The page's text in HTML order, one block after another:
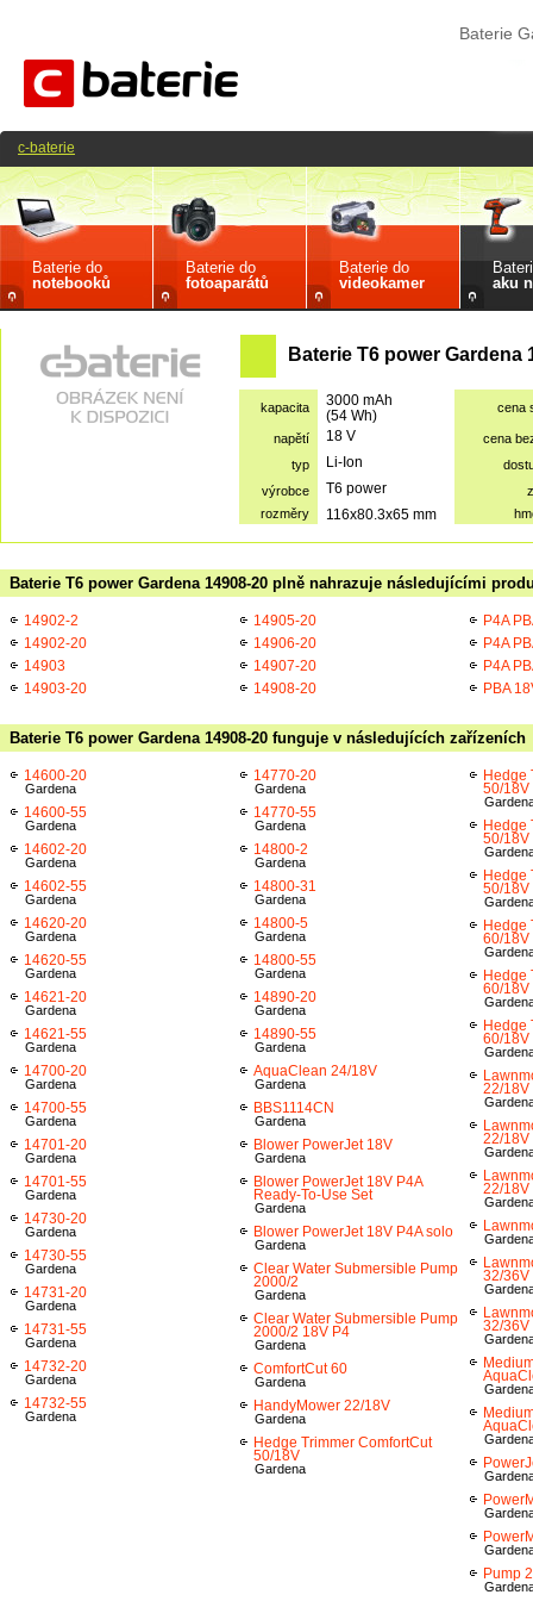
Baterie
Baterie do
notebooků
Baterie do
fotoaparátů
Baterie do
videokamer
aku
Baterie T6 power Gardena
kapacita
3000 mAh
(54 Wh)
cena
napětí 18 V
cena
typ
Li-Ion
výrobce
T6 power
rozměry
116x80.3x65 mm
Baterie T6 power Gardena 14908-20 plně nahrazuje následujícími
14902-2
14902-20
14903
14903-20
14905-20
14906-20
14907-20
14908-20
P4A
P4A
P4A
PBA
Baterie T6 power Gardena 14908-20 funguje v následujících zařízeních
14600-20
Gardena
14600-55
Gardena
14602-20
Gardena
14602-55
Gardena
14620-20
Gardena
14620-55
Gardena
14621-20
Gardena
14621-55
Gardena
14700-20
Gardena
14700-55
Gardena
14701-20
Gardena
14701-55
Gardena
14730-20
Gardena
14730-55
Gardena
14731-20
Gardena
14731-55
Gardena
14732-20
Gardena
14732-55
Gardena
14770-20
Gardena
14770-55
Gardena
14800-2
Gardena
14800-31
Gardena
14800-5
Gardena
14800-55
Gardena
14890-20
Gardena
14890-55
Gardena
AquaClean 24/18V
Gardena
BBS1114CN
Gardena
Blower PowerJet 18V
Gardena
Blower PowerJet 18V P4A
Ready-To-Use Set
Gardena
Blower PowerJet 18V P4A solo
Gardena
Clear Water Submersible Pump
2000/2
Gardena
Clear Water Submersible Pump
2000/2 18V P4
Gardena
ComfortCut 60
Gardena
HandyMower 22/18V
Gardena
Hedge Trimmer ComfortCut
50/18V
Gardena
Hedge
50/18V
Hedge
50/18V
Hedge
50/18V
Hedge
60/18V
Hedge
60/18V
Hedge
60/18V
22/18V
22/18V
22/18V
32/36V
32/36V
Pump
c-baterie